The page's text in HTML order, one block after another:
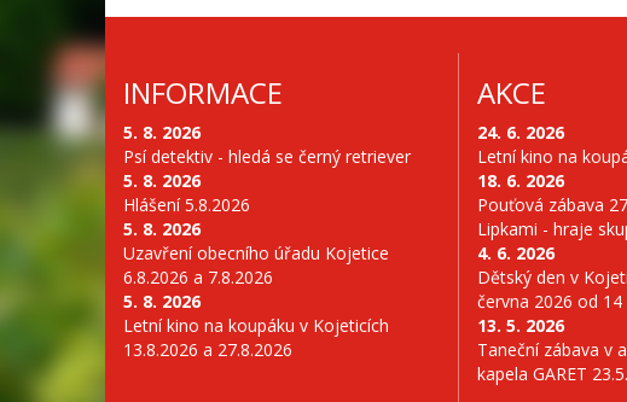
INFORMACE
5. 8. 2026
Psí detektiv - hledá se černý retriever
5. 8. 2026
Hlášení 5.8.2026
5. 8. 2026
Uzavření obecního úřadu Kojetice
6.8.2026 a 7.8.2026
5. 8. 2026
Letní kino na koupáku v Kojeticích
13.8.2026 a 27.8.2026
AKCE
24. 6. 2026
Letní kino na
18. 6. 2026
Pouťová zábava
Lipkami - hraje
4. 6. 2026
Dětský den v
června 2026 od 14
13. 5. 2026
Taneční zábava v
kapela GARET